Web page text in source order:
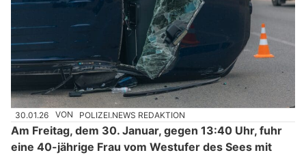
30.01.26 VON POLIZEI.NEWS REDAKTION
Am Freitag, dem 30. Januar, gegen 13:40 Uhr, fuhr
eine 40-jährige Frau vom Westufer des Sees mit